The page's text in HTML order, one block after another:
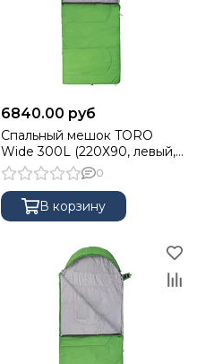
6840.00 руб
Спальный мешок TORO
Wide 300L (220Х90, левый,
стратекс, салатовый) (T-HS-
SB-TW-300L) Helios
0
В корзину